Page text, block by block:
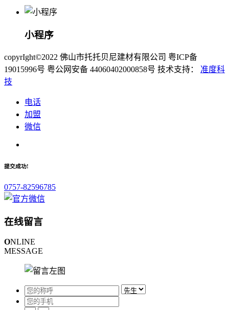
小程序
copyrIght©2022 佛山市托托贝尼建材有限公司 粤ICP备
19015996号 粤公网安备 44060402000858号 技术支持： 准度科
技
电话
加盟
微信
提交成功!
0757-82596785
在线留言
ONLINE
MESSAGE